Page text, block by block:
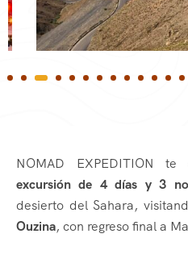
NOMAD EXPEDITION
excursión de 4 días y 3
desierto del Sahara,
Ouzina, con regreso final a